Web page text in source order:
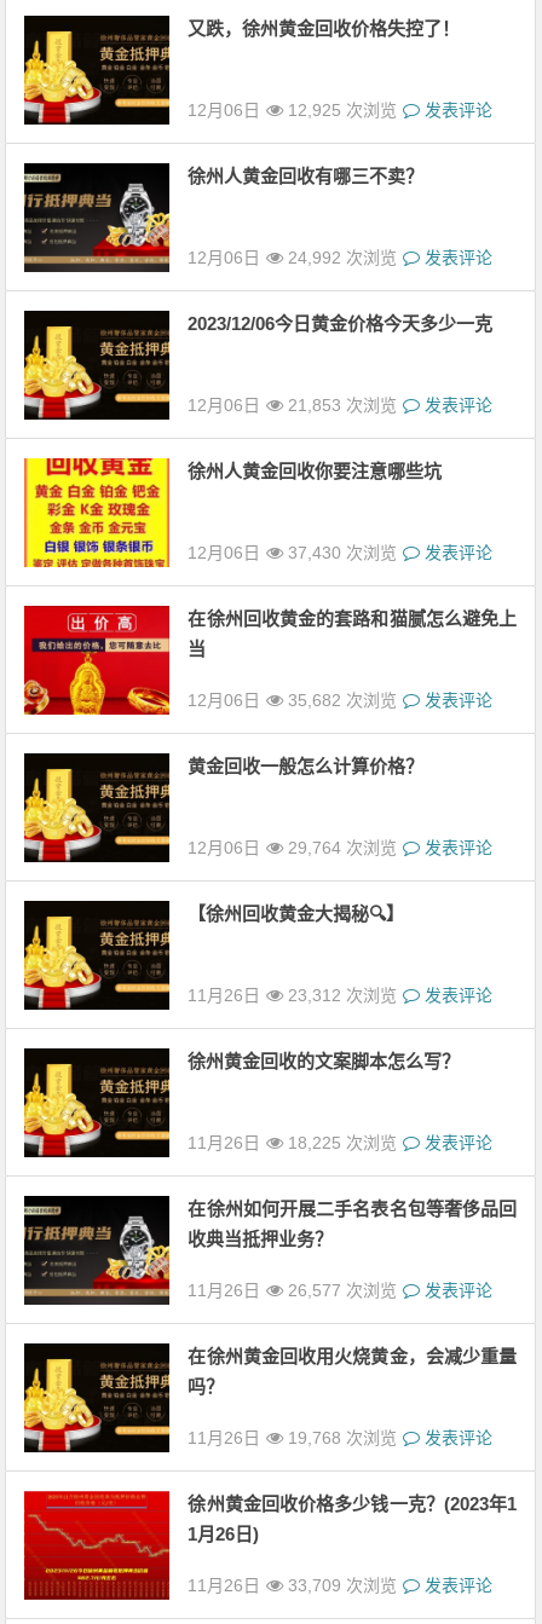
又跌，徐州黄金回收价格失控了！
12月06日 12,925 次浏览 发表评论
徐州人黄金回收有哪三不卖？
12月06日 24,992 次浏览 发表评论
2023/12/06今日黄金价格今天多少一克
12月06日 21,853 次浏览 发表评论
徐州人黄金回收你要注意哪些坑
12月06日 37,430 次浏览 发表评论
在徐州回收黄金的套路和猫腻怎么避免上
当
12月06日 35,682 次浏览 发表评论
黄金回收一般怎么计算价格？
12月06日 29,764 次浏览 发表评论
【徐州回收黄金大揭秘🔍】
11月26日 23,312 次浏览 发表评论
徐州黄金回收的文案脚本怎么写？
11月26日 18,225 次浏览 发表评论
在徐州如何开展二手名表名包等奢侈品回
收典当抵押业务？
11月26日 26,577 次浏览 发表评论
在徐州黄金回收用火烧黄金，会减少重量
吗？
11月26日 19,768 次浏览 发表评论
徐州黄金回收价格多少钱一克？(2023年1
1月26日)
11月26日 33,709 次浏览 发表评论